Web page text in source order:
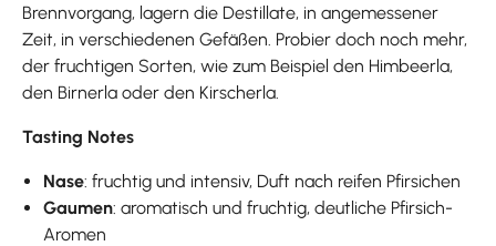
Brennvorgang, lagern die Destillate, in angemessener
Zeit, in verschiedenen Gefäßen. Probier doch noch mehr,
der fruchtigen Sorten, wie zum Beispiel den Himbeerla,
den Birnerla oder den Kirscherla.
Tasting Notes
Nase: fruchtig und intensiv, Duft nach reifen Pfirsichen
Gaumen: aromatisch und fruchtig, deutliche Pfirsich-
Aromen